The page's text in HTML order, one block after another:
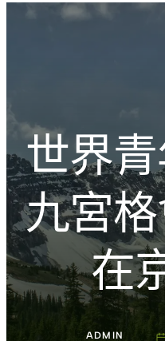
Introducing the
世界
九宮
在
ADMIN